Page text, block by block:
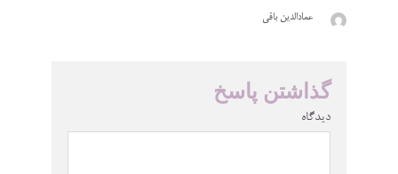
عمادالدین باقی
گذاشتن پاسخ
دیدگاه